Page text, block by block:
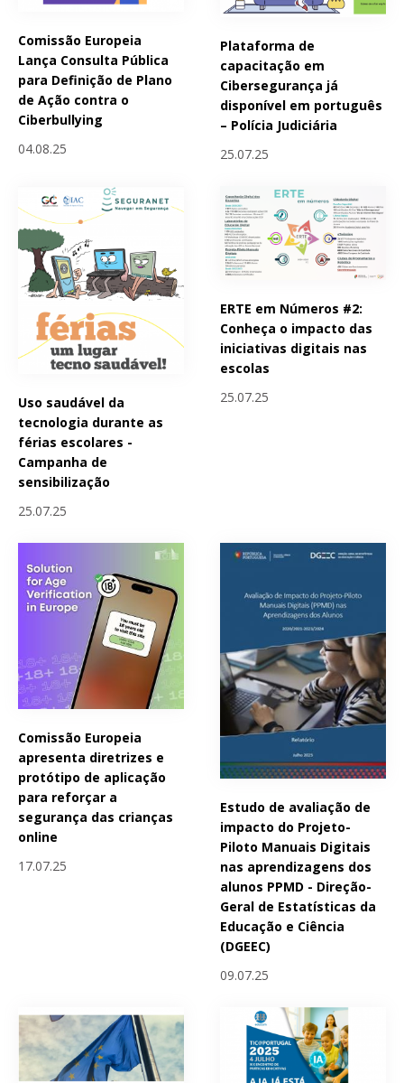
Comissão Europeia
Lança Consulta Pública
para Definição de Plano
de Ação contra o
Ciberbullying
04.08.25
Plataforma de
capacitação em
Cibersegurança já
disponível em português
– Polícia Judiciária
25.07.25
Uso saudável da
tecnologia durante as
férias escolares -
Campanha de
sensibilização
25.07.25
ERTE em Números #2:
Conheça o impacto das
iniciativas digitais nas
escolas
25.07.25
Comissão Europeia
apresenta diretrizes e
protótipo de aplicação
para reforçar a
segurança das crianças
online
17.07.25
Estudo de avaliação de
impacto do Projeto-
Piloto Manuais Digitais
nas aprendizagens dos
alunos PPMD - Direção-
Geral de Estatísticas da
Educação e Ciência
(DGEEC)
09.07.25